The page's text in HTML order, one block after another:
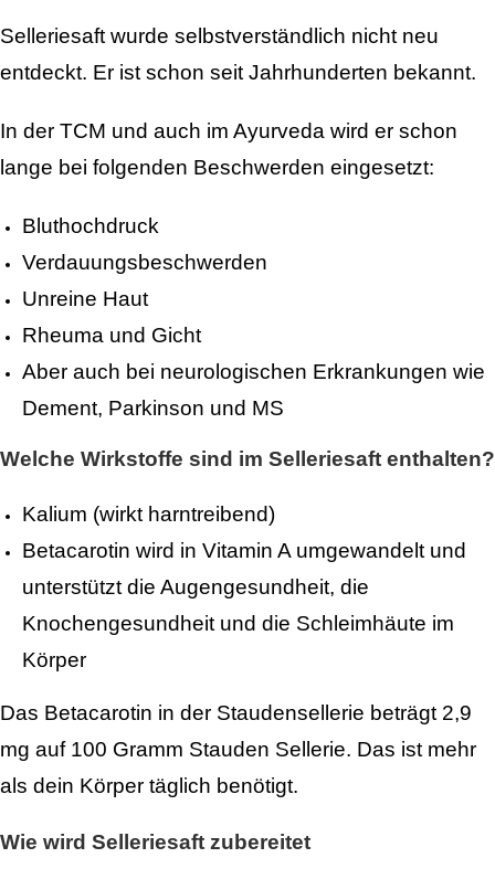
Selleriesaft wurde selbstverständlich nicht neu
entdeckt. Er ist schon seit Jahrhunderten bekannt.
In der TCM und auch im Ayurveda wird er schon
lange bei folgenden Beschwerden eingesetzt:
Bluthochdruck
Verdauungsbeschwerden
Unreine Haut
Rheuma und Gicht
Aber auch bei neurologischen Erkrankungen wie
Dement, Parkinson und MS
Welche Wirkstoffe sind im Selleriesaft enthalten?
Kalium (wirkt harntreibend)
Betacarotin wird in Vitamin A umgewandelt und
unterstützt die Augengesundheit, die
Knochengesundheit und die Schleimhäute im
Körper
Das Betacarotin in der Staudensellerie beträgt 2,9
mg auf 100 Gramm Stauden Sellerie. Das ist mehr
als dein Körper täglich benötigt.
Wie wird Selleriesaft zubereitet